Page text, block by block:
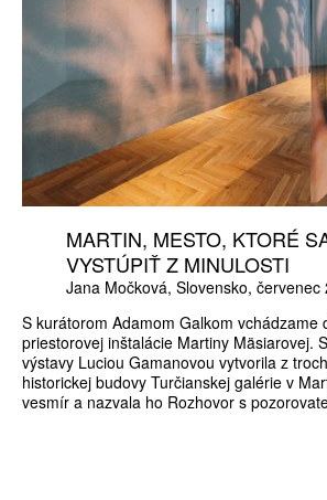
MARTIN, MESTO, KTORÉ
VYSTÚPIŤ Z MINULOSTI
Jana Močková Slovensko červenec
S kurátorom Adamom Galkom vchádzame
priestorovej inštalácie Martiny Mäsiarovej.
výstavy Luciou Gamanovou vytvorila z
historickej budovy Turčianskej galérie v
vesmír a nazvala ho Rozhovor s